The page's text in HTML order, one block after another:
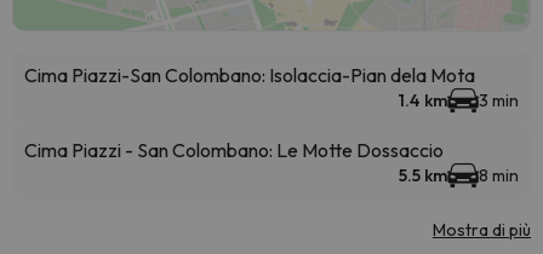
Cima Piazzi-San Colombano: Isolaccia-Pian dela Mota
1.4 km 3 min
Cima Piazzi - San Colombano: Le Motte Dossaccio
5.5 km 8 min
Mostra di più